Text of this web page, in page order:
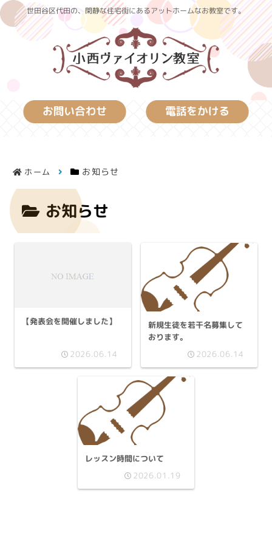
世田谷区代田の、閑静な住宅街にあるアットホームなお教室です。
ホーム お知らせ
お知らせ
【発表会を開催しました】
2026.06.14
新規生徒を若干名募集して
おります。
2026.06.14
レッスン時間について
2026.01.19